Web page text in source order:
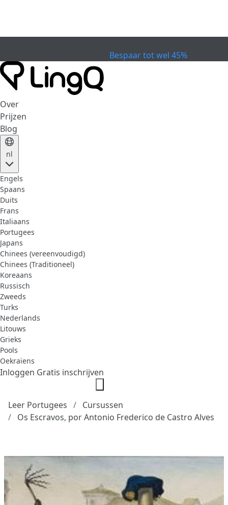
Bespaar tot wel 45%
Over
Prijzen
Blog
nl
Engels
Spaans
Duits
Frans
Italiaans
Portugees
Japans
Chinees (vereenvoudigd)
Chinees (Traditioneel)
Koreaans
Russisch
Zweeds
Turks
Nederlands
Litouws
Grieks
Pools
Oekraïens
Inloggen Gratis inschrijven
Leer Portugees
Cursussen
Os Escravos, por Antonio Frederico de Castro Alves